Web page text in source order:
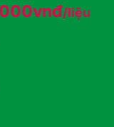
/liệu